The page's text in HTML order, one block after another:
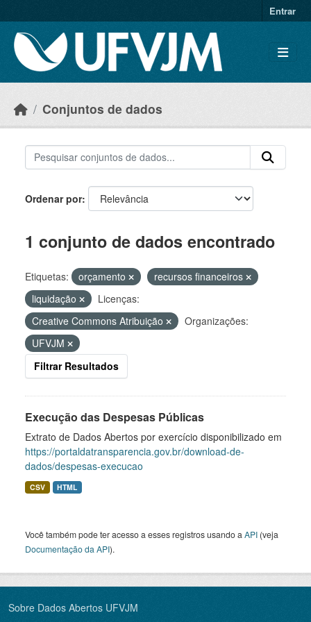
Entrar
Conjuntos de dados
Ordenar por
1 conjunto de dados encontrado
Etiquetas: orçamento
recursos financeiros
liquidação
Licenças:
Creative Commons Atribuição
Organizações:
UFVJM
Filtrar Resultados
Execução das Despesas Públicas
Extrato de Dados Abertos por exercício disponibilizado em
https://portaldatransparencia.gov.br/download-de-
dados/despesas-execucao
CSV HTML
Você também pode ter acesso a esses registros usando a API (veja
Documentação da API).
Sobre Dados Abertos UFVJM